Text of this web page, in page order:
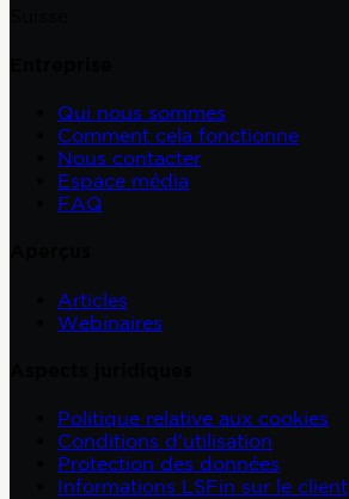
Qui nous sommes
Comment cela fonctionne
Nous contacter
Espace média
FAQ
Articles
Webinaires
Politique relative aux cookies
Conditions d'utilisation
Protection des données
Informations LSFin sur le client